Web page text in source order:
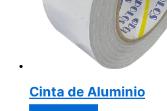
Cinta de Aluminio